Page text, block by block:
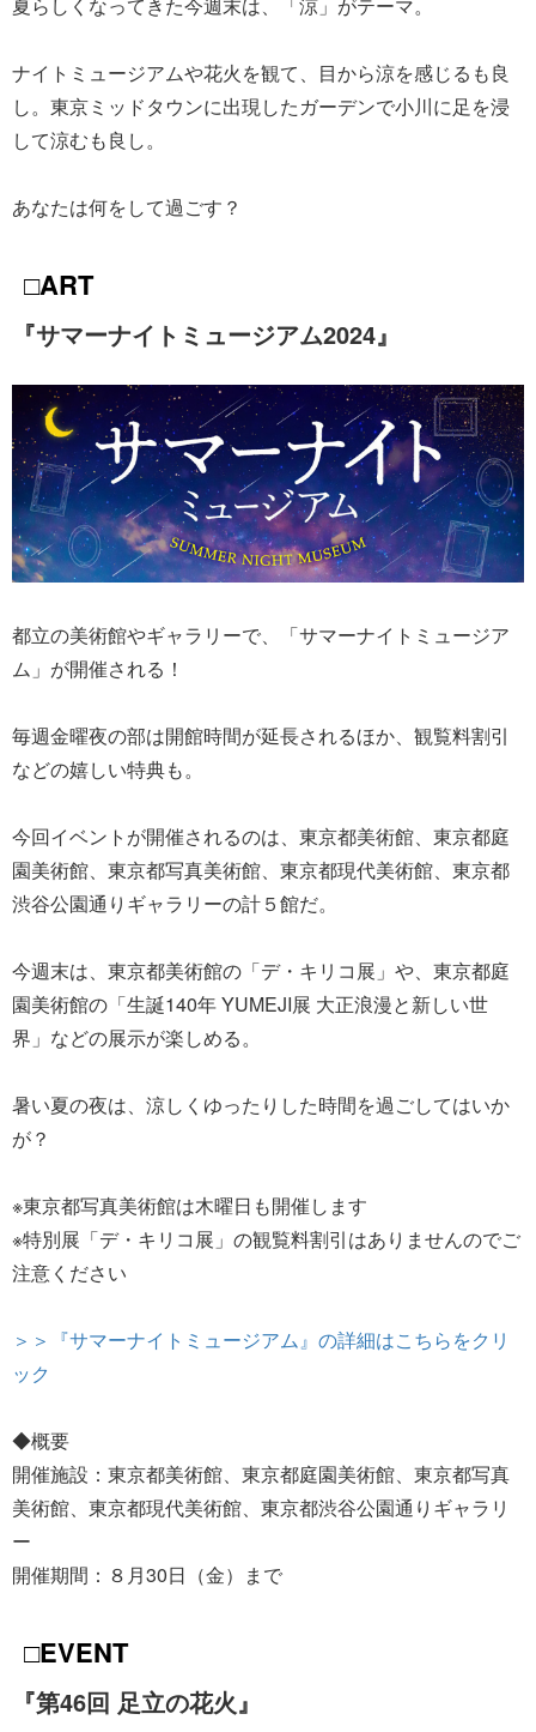
ナイトミュージアムや花火を観て、目から涼を感じるも良
し。東京ミッドタウンに出現したガーデンで小川に足を浸
して涼むも良し。
あなたは何をして過ごす？
□ART
『サマーナイトミュージアム2024』
都立の美術館やギャラリーで、「サマーナイトミュージア
ム」が開催される！
毎週金曜夜の部は開館時間が延長されるほか、観覧料割引
などの嬉しい特典も。
今回イベントが開催されるのは、東京都美術館、東京都庭
園美術館、東京都写真美術館、東京都現代美術館、東京都
渋谷公園通りギャラリーの計５館だ。
今週末は、東京都美術館の「デ・キリコ展」や、東京都庭
園美術館の「生誕140年 YUMEJI展 大正浪漫と新しい世
界」などの展示が楽しめる。
暑い夏の夜は、涼しくゆったりした時間を過ごしてはいか
が？
※東京都写真美術館は木曜日も開催します
※特別展「デ・キリコ展」の観覧料割引はありませんのでご
注意ください
＞＞『サマーナイトミュージアム』の詳細はこちらをクリ
ック
◆概要
開催施設：東京都美術館、東京都庭園美術館、東京都写真
美術館、東京都現代美術館、東京都渋谷公園通りギャラリ
ー
開催期間：８月30日（金）まで
□EVENT
『第46回 足立の花火』